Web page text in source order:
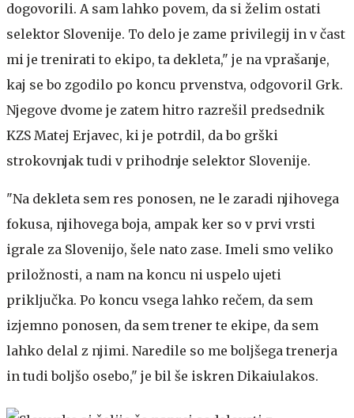
dogovorili. A sam lahko povem, da si želim ostati
selektor Slovenije. To delo je zame privilegij in v čast
mi je trenirati to ekipo, ta dekleta," je na vprašanje,
kaj se bo zgodilo po koncu prvenstva, odgovoril Grk.
Njegove dvome je zatem hitro razrešil predsednik
KZS Matej Erjavec, ki je potrdil, da bo grški
strokovnjak tudi v prihodnje selektor Slovenije.
"Na dekleta sem res ponosen, ne le zaradi njihovega
fokusa, njihovega boja, ampak ker so v prvi vrsti
igrale za Slovenijo, šele nato zase. Imeli smo veliko
priložnosti, a nam na koncu ni uspelo ujeti
priključka. Po koncu vsega lahko rečem, da sem
izjemno ponosen, da sem trener te ekipe, da sem
lahko delal z njimi. Naredile so me boljšega trenerja
in tudi boljšo osebo," je bil še iskren Dikaiulakos.